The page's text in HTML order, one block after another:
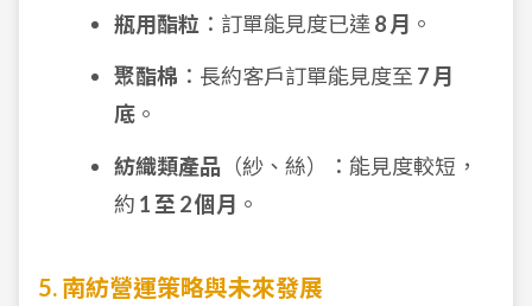
瓶用酯粒 ：訂單能見度已達 8 月 。
聚酯棉 ：長約客戶訂單能見度至 7 月
底 。
紡織類產品 （紗、絲）：能見度較短，
約 1 至 2 個月 。
5. 南紡營運策略與未來發展